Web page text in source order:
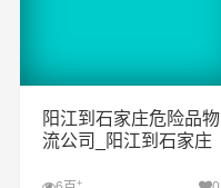
阳江到石家庄危险品物
流公司_阳江到石家庄
+